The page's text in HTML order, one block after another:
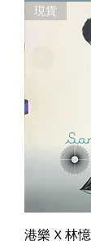
現貨
港樂 X 林